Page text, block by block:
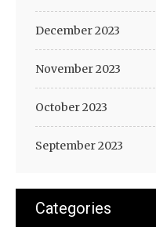
December 2023
November 2023
October 2023
September 2023
Categories